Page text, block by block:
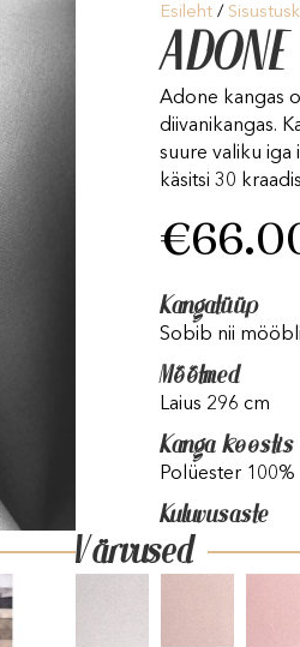
Esileht /
ADONE
Adone kangas
diivanikangas.
suure valiku iga
käsitsi 30
€
Kangatüüp
Sobib nii
Mõõtmed
Laius 296 cm
Kanga koostis
Polüester 100%
Kuluvusaste
Värvused